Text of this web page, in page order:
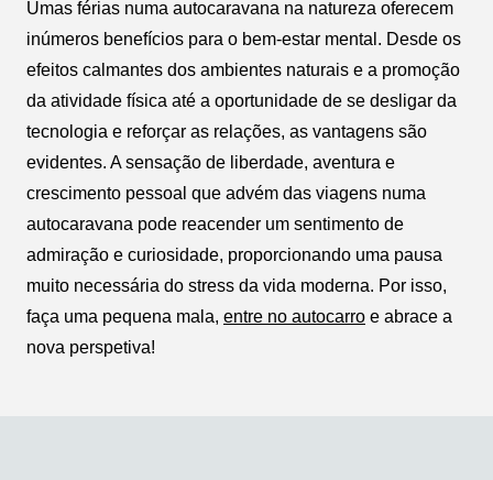
Umas férias numa autocaravana na natureza oferecem
inúmeros benefícios para o bem-estar mental. Desde os
efeitos calmantes dos ambientes naturais e a promoção
da atividade física até a oportunidade de se desligar da
tecnologia e reforçar as relações, as vantagens são
evidentes. A sensação de liberdade, aventura e
crescimento pessoal que advém das viagens numa
autocaravana pode reacender um sentimento de
admiração e curiosidade, proporcionando uma pausa
muito necessária do stress da vida moderna. Por isso,
faça uma pequena mala, entre no autocarro e abrace a
nova perspetiva!